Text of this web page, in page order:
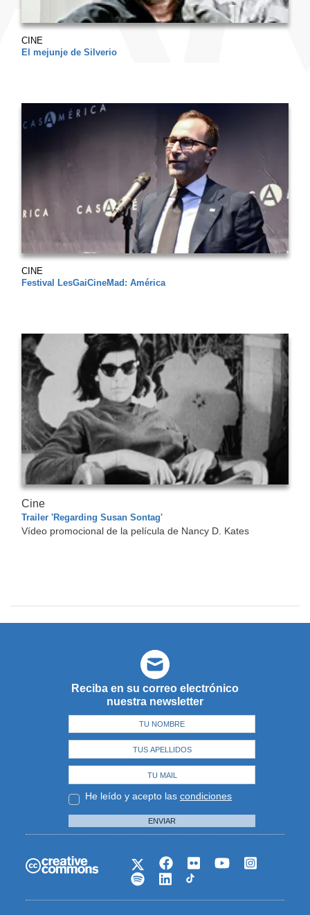
CINE
El mejunje de Silverio
CINE
Festival LesGaiCineMad: América
Cine
Trailer 'Regarding Susan Sontag'
Vídeo promocional de la película de Nancy D. Kates
Reciba en su correo electrónico
nuestra newsletter
He leído y acepto las condiciones
ENVIAR